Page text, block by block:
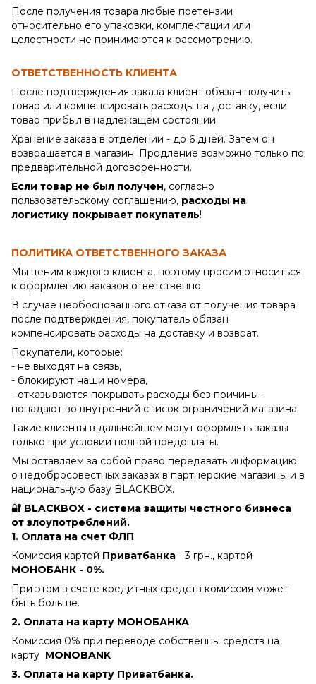
После получения товара любые претензии
относительно его упаковки, комплектации или
целостности не принимаются к рассмотрению.
ОТВЕТСТВЕННОСТЬ КЛИЕНТА
После подтверждения заказа клиент обязан получить
товар или компенсировать расходы на доставку, если
товар прибыл в надлежащем состоянии.
Хранение заказа в отделении - до 6 дней. Затем он
возвращается в магазин. Продление возможно только по
предварительной договоренности.
Если товар не был получен, согласно
пользовательскому соглашению, расходы на
логистику покрывает покупатель!
ПОЛИТИКА ОТВЕТСТВЕННОГО ЗАКАЗА
Мы ценим каждого клиента, поэтому просим относиться
к оформлению заказов ответственно.
В случае необоснованного отказа от получения товара
после подтверждения, покупатель обязан
компенсировать расходы на доставку и возврат.
Покупатели, которые:
- не выходят на связь,
- блокируют наши номера,
- отказываются покрывать расходы без причины -
попадают во внутренний список ограничений магазина.
Такие клиенты в дальнейшем могут оформлять заказы
только при условии полной предоплаты.
Мы оставляем за собой право передавать информацию
о недобросовестных заказах в партнерские магазины и в
национальную базу BLACKBOX.
🔐 BLACKBOX - система защиты честного бизнеса
от злоупотреблений.
1. Оплата на счет ФЛП
Комиссия картой Приватбанка - 3 грн., картой
МОНОБАНК - 0%.
При этом в счете кредитных средств комиссия может
быть больше.
2. Оплата на карту МОНОБАНКА
Комиссия 0% при переводе собственны средств на
карту MONOBANK
3. Оплата на карту Приватбанка.